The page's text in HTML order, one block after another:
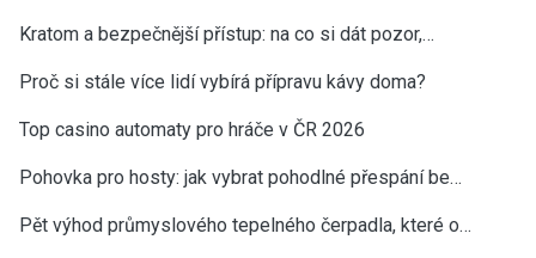
Kratom a bezpečnější přístup: na co si dát pozor,…
Proč si stále více lidí vybírá přípravu kávy doma?
Top casino automaty pro hráče v ČR 2026
Pohovka pro hosty: jak vybrat pohodlné přespání be…
Pět výhod průmyslového tepelného čerpadla, které o…